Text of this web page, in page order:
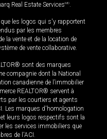
Real Estate ServicesMD
les logos qui s'y rapportent
par les membres
la vente et de la location de
de vente collaborative.
sont des marques
compagnie dont la National
canadienne de l’immobilier
REALTOR® servent à
par les courtiers et agents
Les marques d'homologation
leurs logos respectifs sont la
les services immobiliers que
de l'ACI.